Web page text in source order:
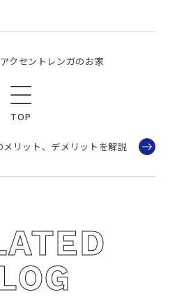
クセントレンガのお家
TOP
メリット、デメリットを解説